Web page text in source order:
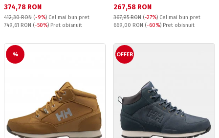
Текуща цена:
374,78 RON
412,30 RON (-9%) Cel mai bun pret
Pret obisnuit:
749,61 RON (-50%) Pret obisnuit
Текуща цена:
267,58 RON
367,95 RON (-27%) Cel mai bun pret
Pret obisnuit:
669,00 RON (-60%) Pret obisnuit
% OFFER